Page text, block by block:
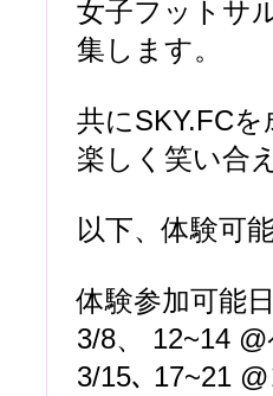
女子フットサ
集します。
共にSKY.FC
楽しく笑い合
以下、体験可
体験参加可能
3/8、 12~14
3/15､ 17~21